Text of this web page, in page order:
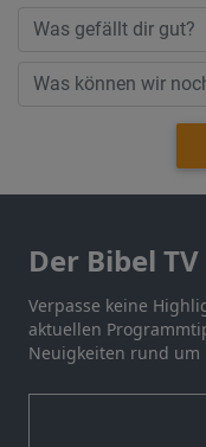
Der Bibel
Verpasse keine
aktuellen
Neuigkeiten rund um